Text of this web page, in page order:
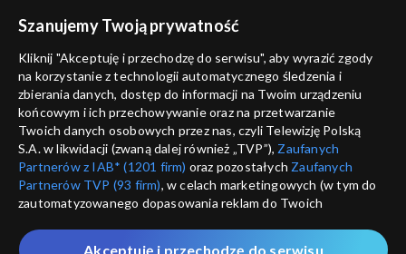
ANULUJ
informacje o dostawcy usług
Szanujemy Twoją prywatność
Kliknij "Akceptuję i przechodzę do serwisu", aby wyrazić zgody
na korzystanie z technologii automatycznego śledzenia i
zbierania danych, dostęp do informacji na Twoim urządzeniu
końcowym i ich przechowywanie oraz na przetwarzanie
Twoich danych osobowych przez nas, czyli Telewizję Polską
S.A. w likwidacji (zwaną dalej również „TVP”), Zaufanych
Partnerów z IAB* (1201 firm) oraz pozostałych Zaufanych
Partnerów TVP (93 firm), w celach marketingowych (w tym do
zautomatyzowanego dopasowania reklam do Twoich
które wskazujemy poniżej, a także zgody na udostępnianie
Akceptuję i przechodzę do serwisu